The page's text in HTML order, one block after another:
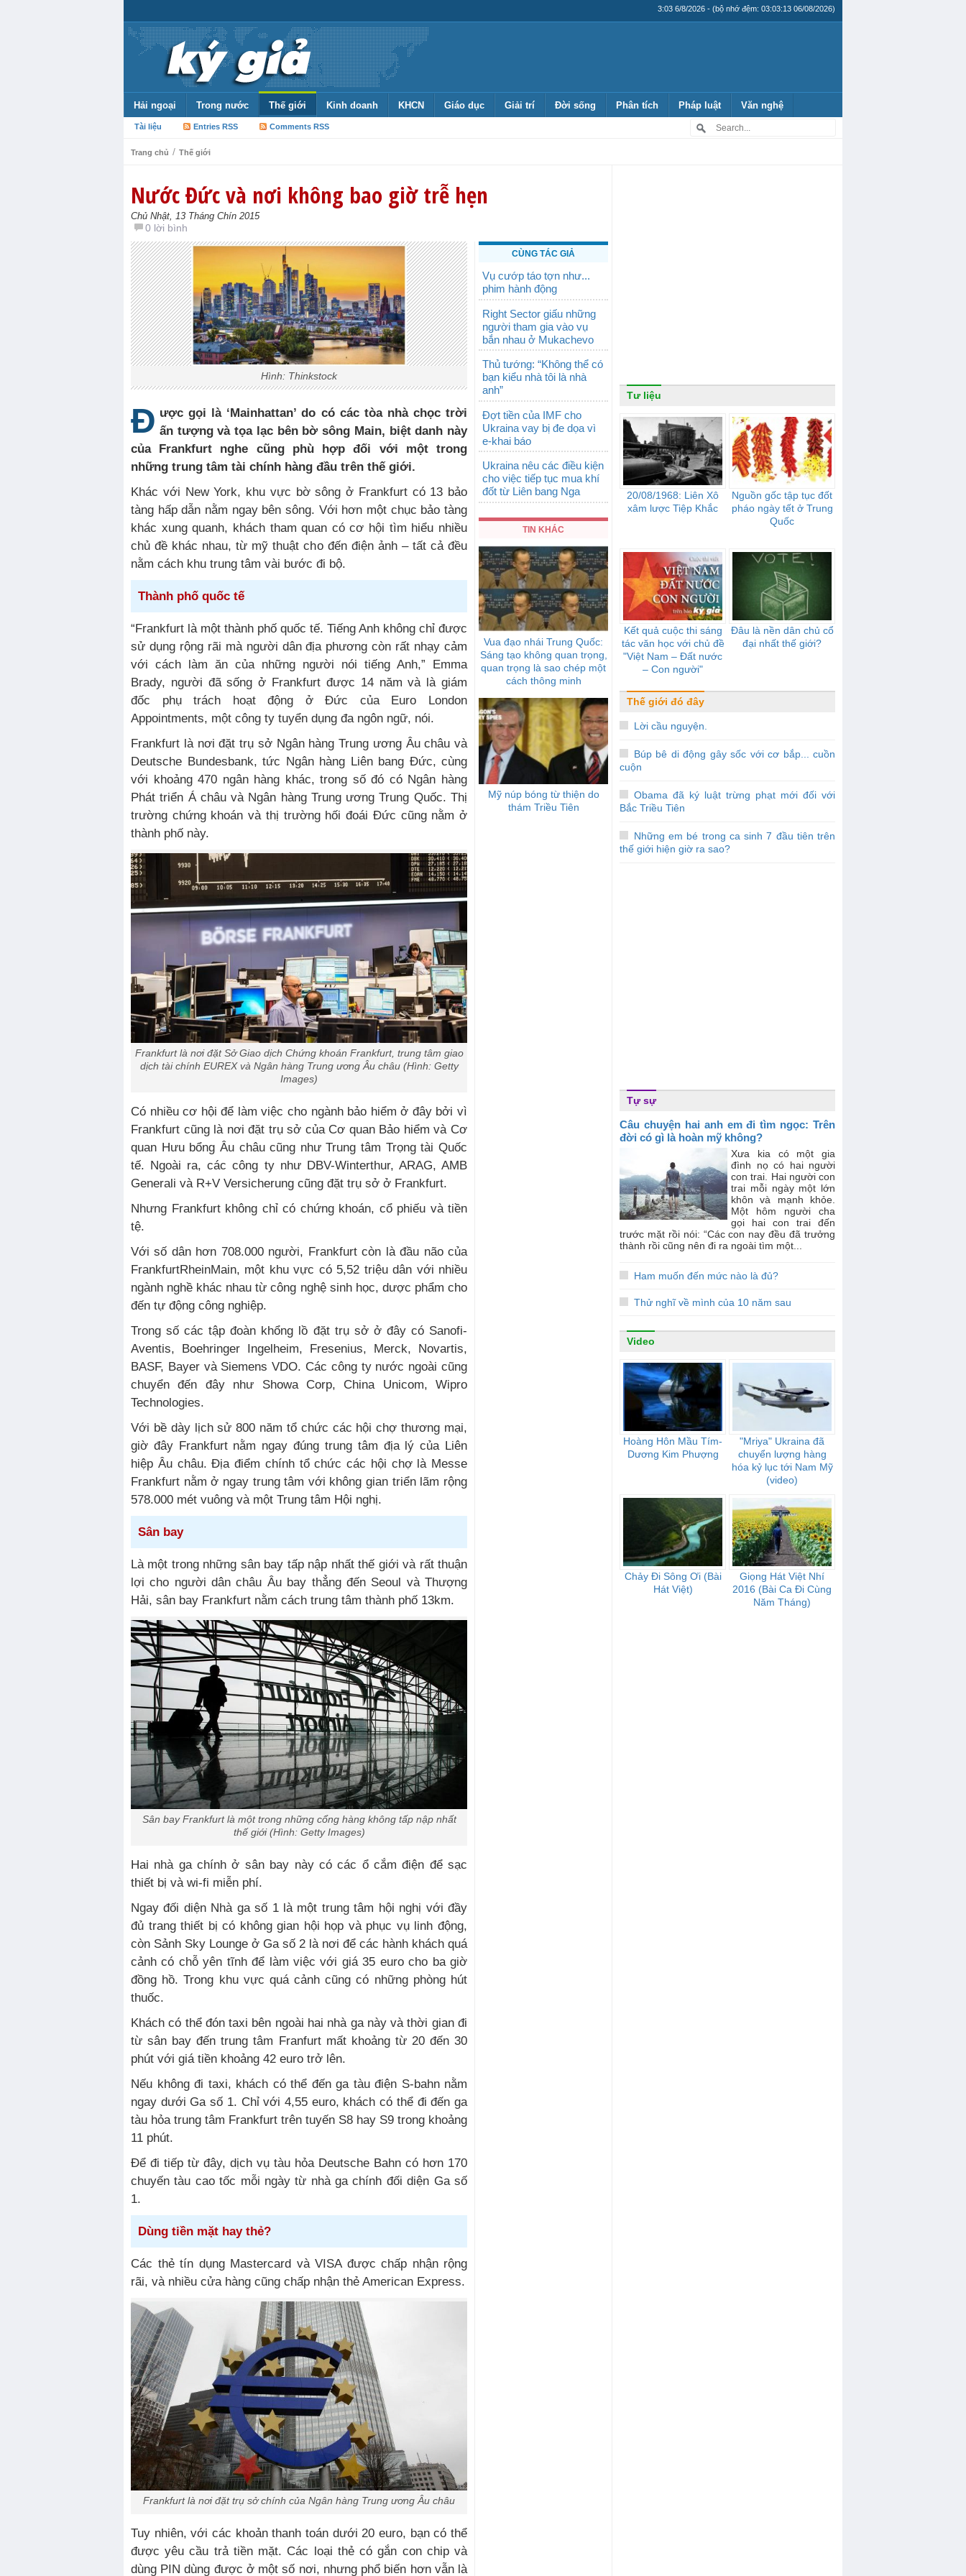
3:03 6/8/2026 - (bộ nhớ đệm: 03:03:13 06/08/2026)
Hải ngoại Trong nước Thế giới Kinh doanh KHCN Giáo dục Giải trí Đời sống Phân tích Pháp luật Văn nghệ
Tài liệu Entries RSS Comments RSS
Trang chủ / Thế giới
Nước Đức và nơi không bao giờ trễ hẹn
Chủ Nhật, 13 Tháng Chín 2015
0 lời bình
Hình: Thinkstock
Đ ược gọi là ‘Mainhattan’ do có các tòa nhà chọc trời
ấn tượng và tọa lạc bên bờ sông Main, biệt danh này
của Frankfurt nghe cũng phù hợp đối với một trong
những trung tâm tài chính hàng đầu trên thế giới.
Khác với New York, khu vực bờ sông ở Frankfurt có 13 bảo
tàng hấp dẫn nằm ngay bên sông. Với hơn một chục bảo tàng
khác xung quanh, khách tham quan có cơ hội tìm hiểu nhiều
chủ đề khác nhau, từ mỹ thuật cho đến điện ảnh – tất cả đều
nằm cách khu trung tâm vài bước đi bộ.
Thành phố quốc tế
“Frankfurt là một thành phố quốc tế. Tiếng Anh không chỉ được
sử dụng rộng rãi mà người dân địa phương còn rất nhạy cảm
với cách làm ăn của những người nói tiếng Anh,” Emma
Brady, người đã sống ở Frankfurt được 14 năm và là giám
đốc phụ trách hoạt động ở Đức của Euro London
Appointments, một công ty tuyển dụng đa ngôn ngữ, nói.
Frankfurt là nơi đặt trụ sở Ngân hàng Trung ương Âu châu và
Deutsche Bundesbank, tức Ngân hàng Liên bang Đức, cùng
với khoảng 470 ngân hàng khác, trong số đó có Ngân hàng
Phát triển Á châu và Ngân hàng Trung ương Trung Quốc. Thị
trường chứng khoán và thị trường hối đoái Đức cũng nằm ở
thành phố này.
Frankfurt là nơi đặt Sở Giao dịch Chứng khoán Frankfurt, trung tâm giao
dịch tài chính EUREX và Ngân hàng Trung ương Âu châu (Hình: Getty
Images)
Có nhiều cơ hội để làm việc cho ngành bảo hiểm ở đây bởi vì
Frankfurt cũng là nơi đặt trụ sở của Cơ quan Bảo hiểm và Cơ
quan Hưu bổng Âu châu cũng như Trung tâm Trọng tài Quốc
tế. Ngoài ra, các công ty như DBV-Winterthur, ARAG, AMB
Generali và R+V Versicherung cũng đặt trụ sở ở Frankfurt.
Nhưng Frankfurt không chỉ có chứng khoán, cổ phiếu và tiền
tệ.
Với số dân hơn 708.000 người, Frankfurt còn là đầu não của
FrankfurtRheinMain, một khu vực có 5,52 triệu dân với nhiều
ngành nghề khác nhau từ công nghệ sinh học, dược phẩm cho
đến tự động công nghiệp.
Trong số các tập đoàn khổng lồ đặt trụ sở ở đây có Sanofi-
Aventis, Boehringer Ingelheim, Fresenius, Merck, Novartis,
BASF, Bayer và Siemens VDO. Các công ty nước ngoài cũng
chuyển đến đây như Showa Corp, China Unicom, Wipro
Technologies.
Với bề dày lịch sử 800 năm tổ chức các hội chợ thương mại,
giờ đây Frankfurt nằm ngay đúng trung tâm địa lý của Liên
hiệp Âu châu. Địa điểm chính tổ chức các hội chợ là Messe
Frankfurt nằm ở ngay trung tâm với không gian triển lãm rộng
578.000 mét vuông và một Trung tâm Hội nghị.
Sân bay
Là một trong những sân bay tấp nập nhất thế giới và rất thuận
lợi cho người dân châu Âu bay thẳng đến Seoul và Thượng
Hải, sân bay Frankfurt nằm cách trung tâm thành phố 13km.
Sân bay Frankfurt là một trong những cổng hàng không tấp nập nhất
thế giới (Hình: Getty Images)
Hai nhà ga chính ở sân bay này có các ổ cắm điện để sạc
thiết bị và wi-fi miễn phí.
Ngay đối diện Nhà ga số 1 là một trung tâm hội nghị với đầy
đủ trang thiết bị có không gian hội họp và phục vụ linh động,
còn Sảnh Sky Lounge ở Ga số 2 là nơi để các hành khách quá
cảnh có chỗ yên tĩnh để làm việc với giá 35 euro cho ba giờ
đồng hồ. Trong khu vực quá cảnh cũng có những phòng hút
thuốc.
Khách có thể đón taxi bên ngoài hai nhà ga này và thời gian đi
từ sân bay đến trung tâm Franfurt mất khoảng từ 20 đến 30
phút với giá tiền khoảng 42 euro trở lên.
Nếu không đi taxi, khách có thể đến ga tàu điện S-bahn nằm
ngay dưới Ga số 1. Chỉ với 4,55 euro, khách có thể đi đến ga
tàu hỏa trung tâm Frankfurt trên tuyến S8 hay S9 trong khoảng
11 phút.
Để đi tiếp từ đây, dịch vụ tàu hỏa Deutsche Bahn có hơn 170
chuyến tàu cao tốc mỗi ngày từ nhà ga chính đối diện Ga số
1.
Dùng tiền mặt hay thẻ?
Các thẻ tín dụng Mastercard và VISA được chấp nhận rộng
rãi, và nhiều cửa hàng cũng chấp nhận thẻ American Express.
Frankfurt là nơi đặt trụ sở chính của Ngân hàng Trung ương Âu châu
Tuy nhiên, với các khoản thanh toán dưới 20 euro, bạn có thể
được yêu cầu trả tiền mặt. Các loại thẻ có gắn con chip và
dùng PIN dùng được ở một số nơi, nhưng phổ biến hơn vẫn là
CÙNG TÁC GIẢ
Vụ cướp táo tợn như...
phim hành động
Right Sector giấu những
người tham gia vào vụ
bắn nhau ở Mukachevo
Thủ tướng: “Không thể có
bạn kiểu nhà tôi là nhà
anh”
Đợt tiền của IMF cho
Ukraina vay bị đe dọa vì
e-khai báo
Ukraina nêu các điều kiện
cho việc tiếp tục mua khí
đốt từ Liên bang Nga
TIN KHÁC
Vua đạo nhái Trung Quốc:
Sáng tạo không quan trọng,
quan trọng là sao chép một
cách thông minh
Mỹ núp bóng từ thiện do
thám Triều Tiên
Tư liệu
20/08/1968: Liên Xô
xâm lược Tiệp Khắc
Nguồn gốc tập tục đốt
pháo ngày tết ở Trung
Quốc
Kết quả cuộc thi sáng
tác văn học với chủ đề
"Việt Nam – Đất nước
– Con người"
Đâu là nền dân chủ cổ
đại nhất thế giới?
Thế giới đó đây
Lời cầu nguyện.
Búp bê di động gây sốc với cơ bắp... cuồn
cuộn
Obama đã ký luật trừng phạt mới đối với
Bắc Triều Tiên
Những em bé trong ca sinh 7 đầu tiên trên
thế giới hiện giờ ra sao?
Tự sự
Câu chuyện hai anh em đi tìm ngọc: Trên
đời có gì là hoàn mỹ không?
Xưa kia có một gia
đình nọ có hai người
con trai. Hai người con
trai mỗi ngày một lớn
khôn và mạnh khỏe.
Một hôm người cha
gọi hai con trai đến
trước mặt rồi nói: “Các con nay đều đã trưởng
thành rồi cũng nên đi ra ngoài tìm một...
Ham muốn đến mức nào là đủ?
Thử nghĩ về mình của 10 năm sau
Video
Hoàng Hôn Mầu Tím-
Dương Kim Phượng
"Mriya" Ukraina đã
chuyển lượng hàng
hóa kỷ lục tới Nam Mỹ
(video)
Chảy Đi Sông Ơi (Bài
Hát Việt)
Giọng Hát Việt Nhí
2016 (Bài Ca Đi Cùng
Năm Tháng)